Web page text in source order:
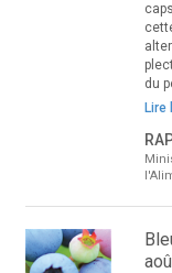
du
Lire